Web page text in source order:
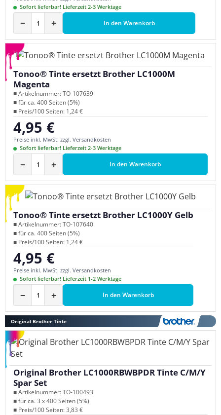
Sofort lieferbar! Lieferzeit 2-3 Werktage
− + In den Warenkorb
Tonoo® Tinte ersetzt Brother LC1000M
Magenta
■ Artikelnummer: TO-107639
■ für ca. 400 Seiten (5%)
■ Preis/100 Seiten: 1,24 €
Regulärer Preis:
4,95 €
Preise inkl. MwSt. zzgl. Versandkosten
Sofort lieferbar! Lieferzeit 2-3 Werktage
− + In den Warenkorb
Tonoo® Tinte ersetzt Brother LC1000Y Gelb
■ Artikelnummer: TO-107640
■ für ca. 400 Seiten (5%)
■ Preis/100 Seiten: 1,24 €
Regulärer Preis:
4,95 €
Preise inkl. MwSt. zzgl. Versandkosten
Sofort lieferbar! Lieferzeit 1-2 Werktage
− + In den Warenkorb
Original Brother Tinte
Original Brother LC1000RBWBPDR Tinte C/M/Y
Spar Set
■ Artikelnummer: TO-100493
■ für ca. 3 x 400 Seiten (5%)
■ Preis/100 Seiten: 3,83 €